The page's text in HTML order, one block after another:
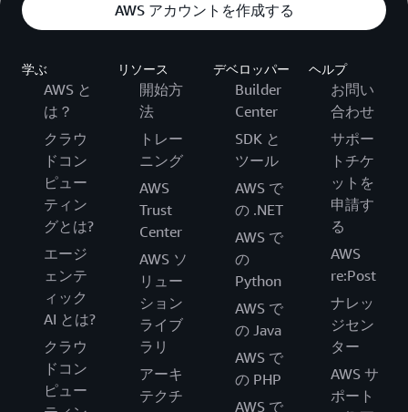
AWS アカウントを作成する
学ぶ
AWS と
は？
クラウ
ドコン
ピュー
ティン
グとは?
エージ
ェンテ
ィック
AI とは?
クラウ
ドコン
ピュー
リソース
開始方
法
トレー
ニング
AWS
Trust
Center
AWS ソ
リュー
ション
ライブ
ラリ
アーキ
テクチ
デベロッパー
Builder
Center
SDK と
ツール
AWS で
の .NET
AWS で
の
Python
AWS で
の Java
AWS で
の PHP
AWS で
ヘルプ
お問い
合わせ
サポー
トチケ
ットを
申請す
る
AWS
re:Post
ナレッ
ジセン
ター
AWS サ
ポート